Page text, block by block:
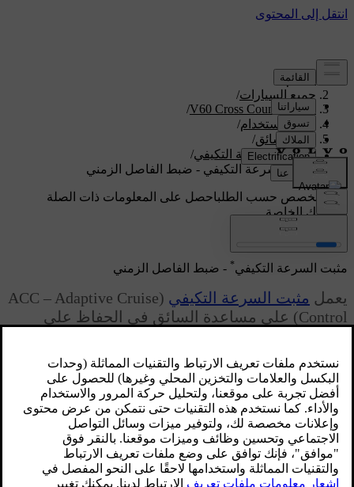
الدعم/
جميع السيارات/
V60 Cross Country 2018
/
دليل الاستخدام/
دعم السائق/
مثبت السرعة التكيفي/
مثبت السرعة التكيفي - ضبط الفاصل الزمني
دعم مخصص حسب الطلباحصل على المعلومات ذات الصلة
بسيارتك الخاصة.
تسجيل الدخول
محدّث ٠٨‏/٠٦‏/٢٠٢٣
مثبت السرعة التكيفي* - ضبط الفاصل الزمني
يعمل مثبت السرعة التكيفي
(ACC – Adaptive Cruise
Control) على مساعدة السائق في الحفاظ على
الفاصل الزمني المحدد مسبقًا بين المركبة وما بعدها.